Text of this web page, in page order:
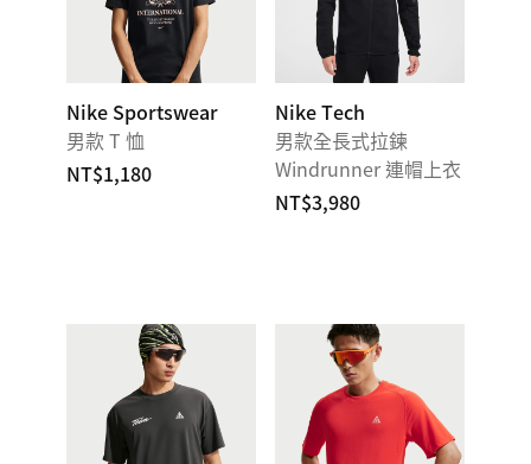
Nike Sportswear
男款 T 恤
NT$1,180
Nike Tech
男款全長式拉鍊
Windrunner 連帽上衣
NT$3,980